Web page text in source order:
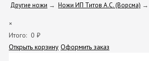
Другие ножи → Ножи ИП Титов A.C. (Ворсма) →
×
Итого: 0 ₽
Открыть корзину Оформить заказ